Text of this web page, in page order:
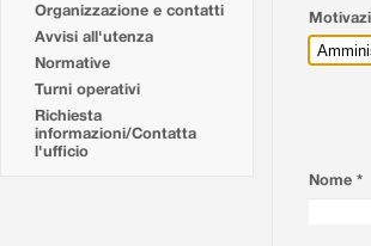
Organizzazione e contatti
Avvisi all'utenza
Normative
Turni operativi
Richiesta
informazioni/Contatta
l'ufficio
Nome *